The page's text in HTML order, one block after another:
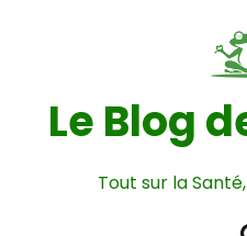
Le Blog
Tout sur la